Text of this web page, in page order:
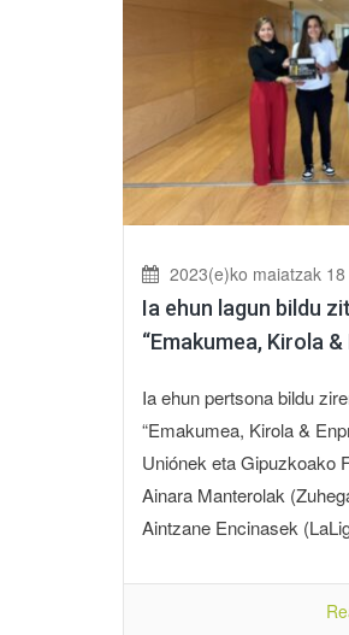
2023(e)ko maiatzak 18
Ia ehun lagun bildu
“Emakumea, Kirola
Ia ehun pertsona bildu
“Emakumea, Kirola &
Uniónek eta Gipuzkoako
Ainara Manterolak
Aintzane Encinasek